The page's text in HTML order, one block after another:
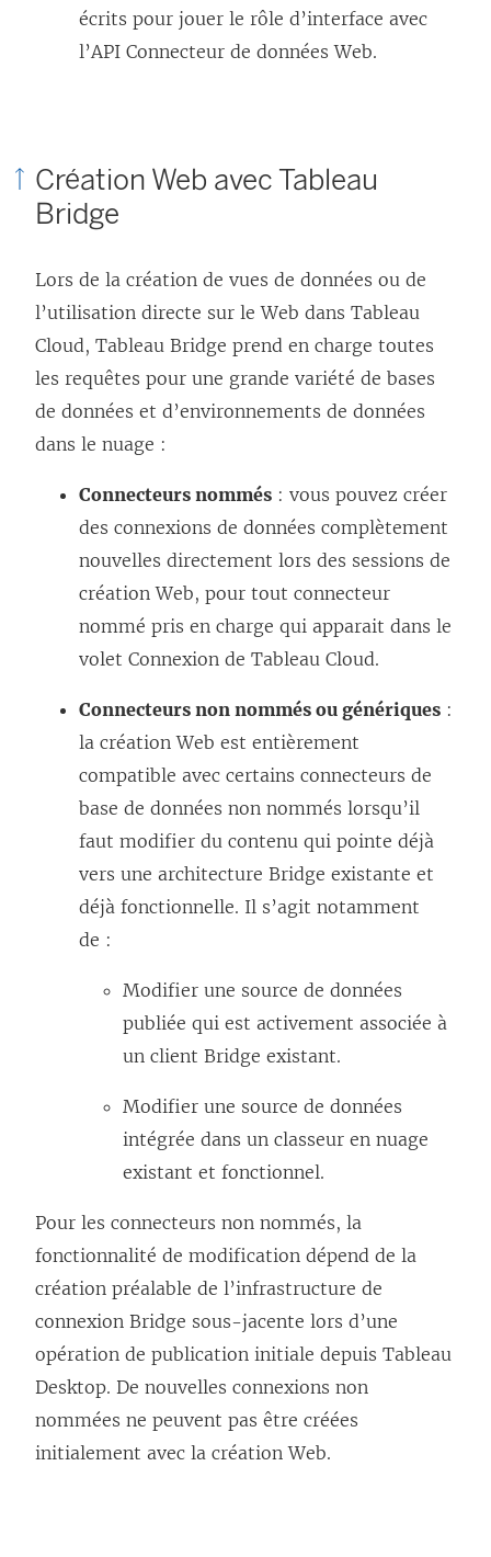
écrits pour jouer le rôle d’interface avec
l’API Connecteur de données Web.
Création Web avec Tableau
Bridge
Lors de la création de vues de données ou de
l’utilisation directe sur le Web dans Tableau
Cloud, Tableau Bridge prend en charge toutes
les requêtes pour une grande variété de bases
de données et d’environnements de données
dans le nuage :
Connecteurs nommés : vous pouvez créer
des connexions de données complètement
nouvelles directement lors des sessions de
création Web, pour tout connecteur
nommé pris en charge qui apparait dans le
volet Connexion de Tableau Cloud.
Connecteurs non nommés ou génériques :
la création Web est entièrement
compatible avec certains connecteurs de
base de données non nommés lorsqu’il
faut modifier du contenu qui pointe déjà
vers une architecture Bridge existante et
déjà fonctionnelle. Il s’agit notamment
de :
Modifier une source de données
publiée qui est activement associée à
un client Bridge existant.
Modifier une source de données
intégrée dans un classeur en nuage
existant et fonctionnel.
Pour les connecteurs non nommés, la
fonctionnalité de modification dépend de la
création préalable de l’infrastructure de
connexion Bridge sous-jacente lors d’une
opération de publication initiale depuis Tableau
Desktop. De nouvelles connexions non
nommées ne peuvent pas être créées
initialement avec la création Web.